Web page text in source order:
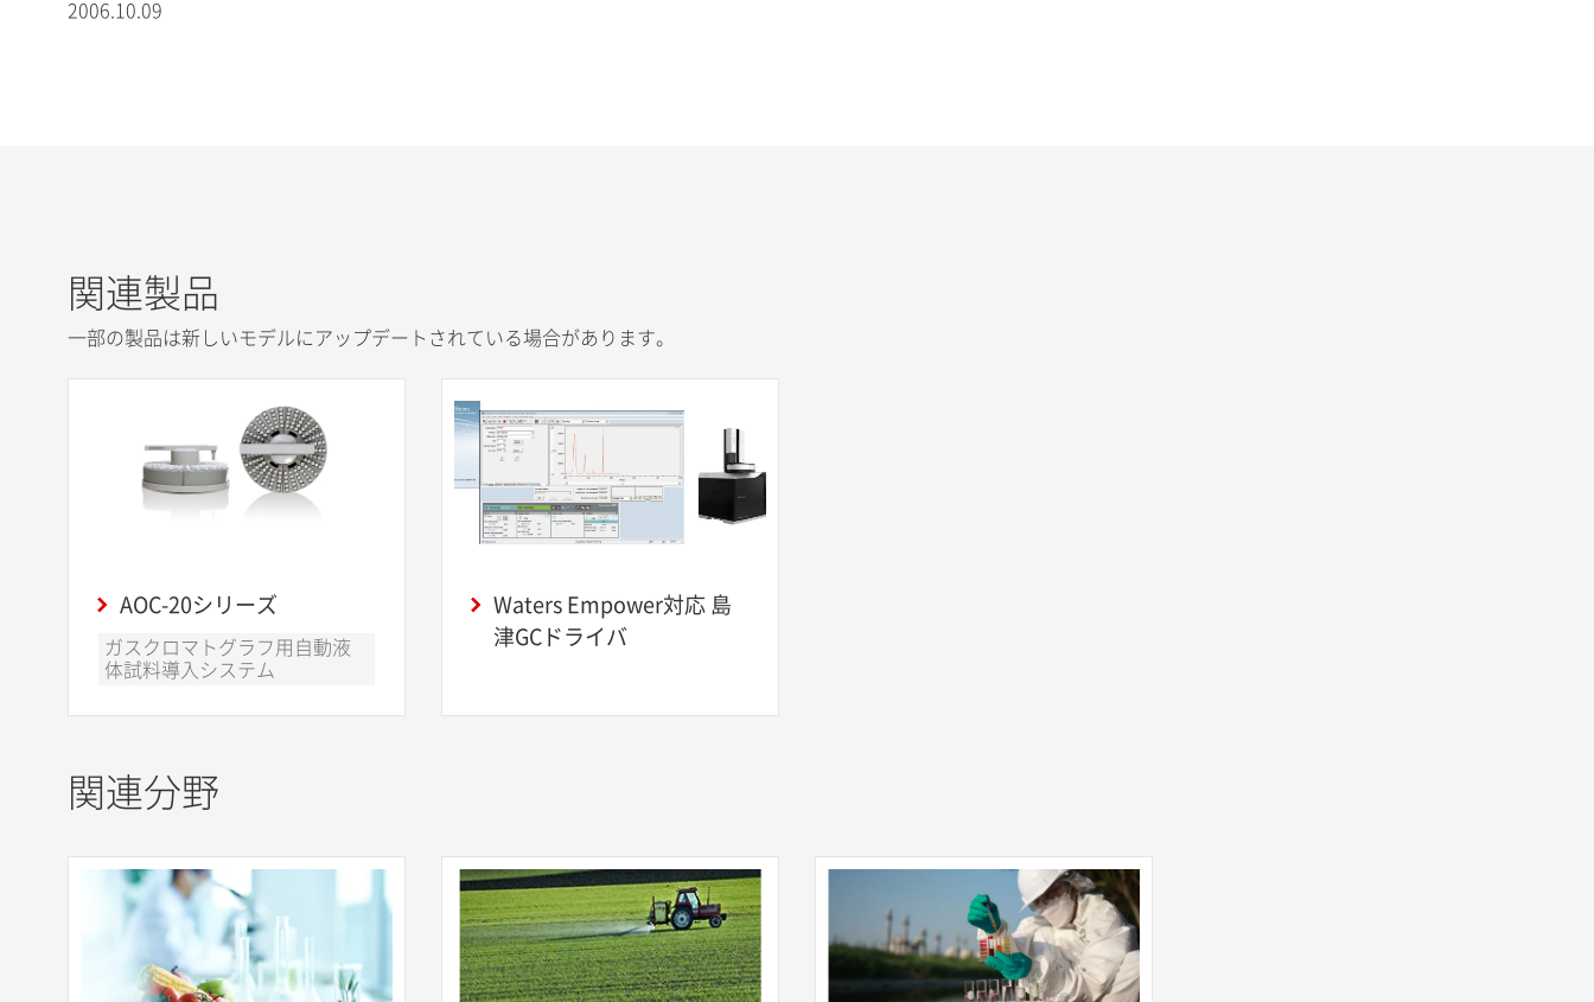
2006.10.09
関連製品
一部の製品は新しいモデルにアップデートされている場合があります。
AOC-20シリーズ
ガスクロマトグラフ用自動液
体試料導入システム
Waters Empower対応 島
津GCドライバ
関連分野